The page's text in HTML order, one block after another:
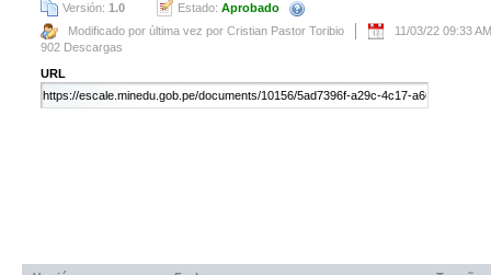
Versión: 1.0 Estado: Aprobado
Modificado por última vez por Cristian Pastor Toribio
11/03/22 09:33 AM
902 Descargas
URL